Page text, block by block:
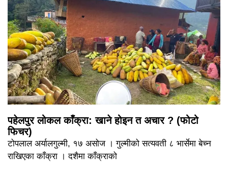
पहेलपुर लोकल काँक्रा: खाने होइन त अचार ? (फोटो
फिचर)
टोपलाल अर्यालगुल्मी, १७ असोज । गुल्मीको सत्यवती ८ भार्सेमा बेच्न
राखिएका काँक्रा । दशैमा काँक्राको